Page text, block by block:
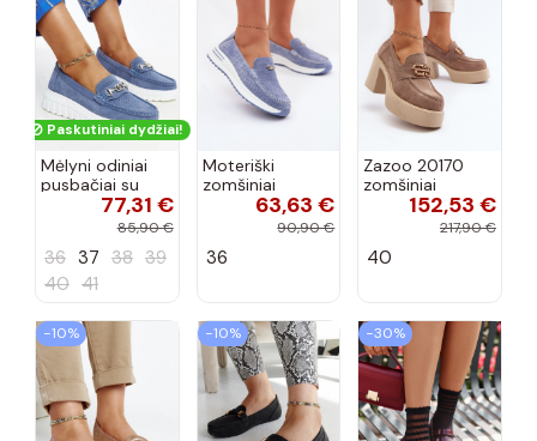
Paskutiniai dydžiai!
Mėlyni odiniai
pusbačiai su
dekoratyvine
sagtimi Taija
77,31 €
85,90 €
36 37 38 39
40 41
Moteriški
zomšiniai
mokasinai
Demela mėlynos
63,63 €
90,90 €
36
Zazoo 20170
zomšiniai
bateliai su
kulniukais smėlio
152,53 €
217,90 €
40
−10% −10% −30%